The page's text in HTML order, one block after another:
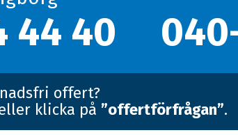
44 40
offert?
klicka på ”offertförfrågan”.